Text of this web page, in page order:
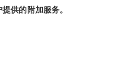
供的附加服务。